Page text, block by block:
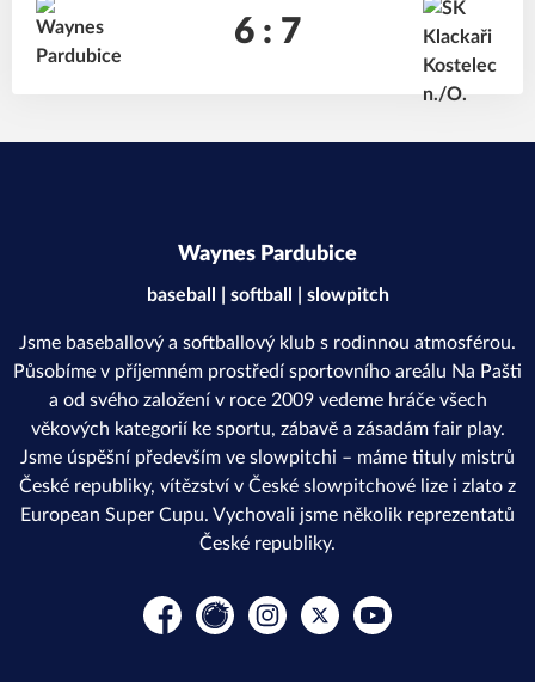
6 : 7
Waynes Pardubice
baseball | softball | slowpitch
Jsme baseballový a softballový klub s rodinnou atmosférou.
Působíme v příjemném prostředí sportovního areálu Na Pašti
a od svého založení v roce 2009 vedeme hráče všech
věkových kategorií ke sportu, zábavě a zásadám fair play.
Jsme úspěšní především ve slowpitchi – máme tituly mistrů
České republiky, vítězství v České slowpitchové lize i zlato z
European Super Cupu. Vychovali jsme několik reprezentatů
České republiky.
Facebook
Rajče InstagramPlatform X
YouTube